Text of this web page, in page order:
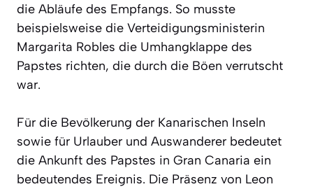
die Abläufe des Empfangs. So musste
beispielsweise die Verteidigungsministerin
Margarita Robles die Umhangklappe des
Papstes richten, die durch die Böen verrutscht
war.
Für die Bevölkerung der Kanarischen Inseln
sowie für Urlauber und Auswanderer bedeutet
die Ankunft des Papstes in Gran Canaria ein
bedeutendes Ereignis. Die Präsenz von Leon